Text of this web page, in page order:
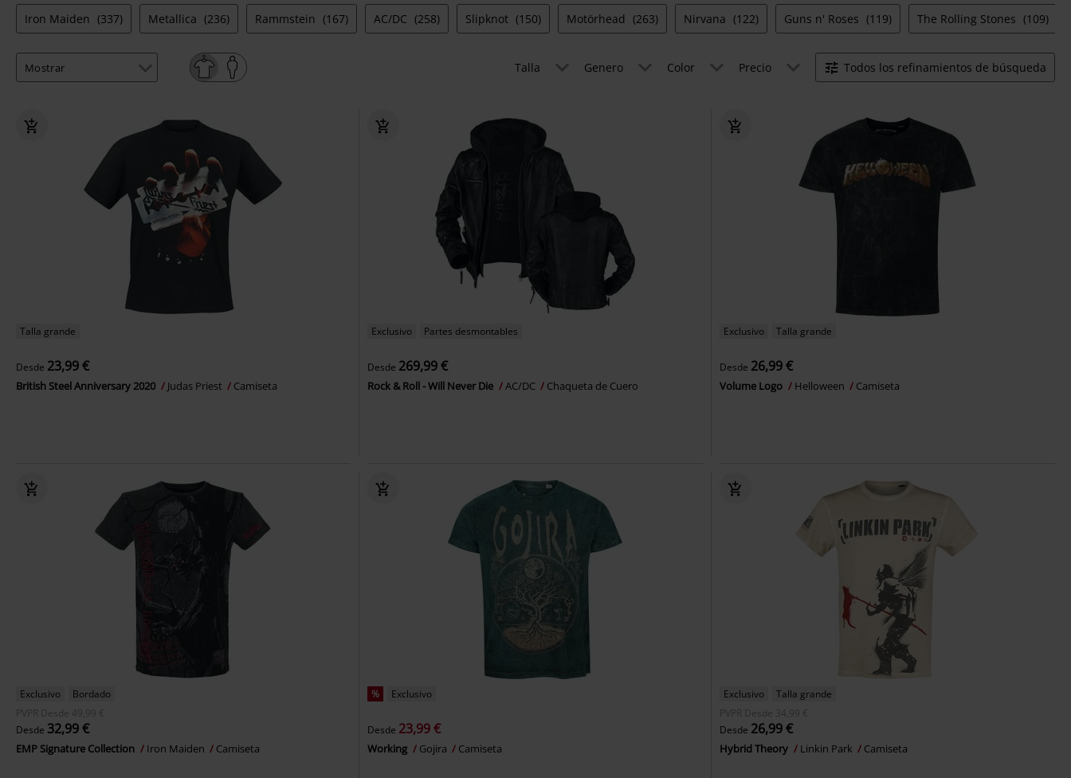
Iron Maiden (337) Metallica (236) Rammstein (167) AC/DC (258) Slipknot (150) Motörhead (263) Nirvana (122) Guns n' Roses (119) The Rolling Stones (109)
Talla Genero Color Precio Todos los refinamientos de búsqueda
Talla grande
Desde 23,99 €
British Steel Anniversary 2020 Judas Priest Camiseta
Exclusivo Partes desmontables
Desde 269,99 €
Rock & Roll - Will Never Die AC/DC Chaqueta de Cuero
Exclusivo Talla grande
Desde 26,99 €
Volume Logo Helloween Camiseta
Exclusivo
Bordado
PVPR
Desde 49,99 €
Desde 32,99 €
EMP Signature Collection Iron Maiden Camiseta
% Exclusivo
Desde 23,99 €
Working Gojira Camiseta
Exclusivo
Talla grande
PVPR
Desde 34,99 €
Desde 26,99 €
Hybrid Theory Linkin Park Camiseta